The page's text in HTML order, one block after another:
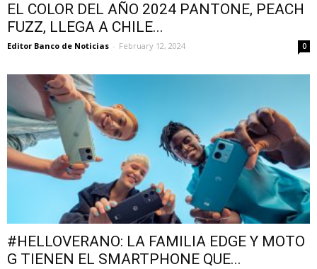
EL COLOR DEL AÑO 2024 PANTONE, PEACH
FUZZ, LLEGA A CHILE...
Editor Banco de Noticias - February 12, 2024 0
#HELLOVERANO: LA FAMILIA EDGE Y MOTO
G TIENEN EL SMARTPHONE QUE...